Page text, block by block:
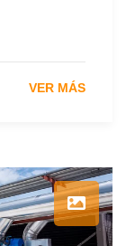
VER MÁS